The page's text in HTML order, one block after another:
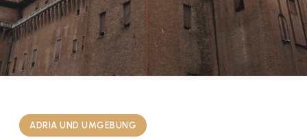
ADRIA UND UMGEBUNG